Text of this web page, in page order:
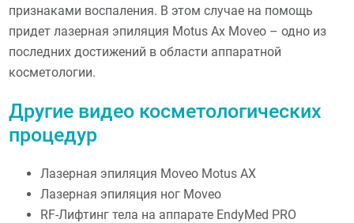
признаками воспаления. В этом случае на помощь
придет лазерная эпиляция Motus Ax Moveo – одно из
последних достижений в области аппаратной
косметологии.
Другие видео косметологических
процедур
Лазерная эпиляция Moveo Motus AX
Лазерная эпиляция ног Moveo
RF-Лифтинг тела на аппарате EndyMed PRO